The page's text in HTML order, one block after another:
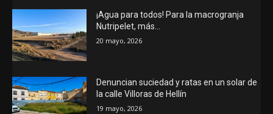
¡Agua para todos! Para la macrogranja
Nutripelet, más…
20 mayo, 2026
Denuncian suciedad y ratas en un solar de
la calle Villoras de Hellín
19 mayo, 2026